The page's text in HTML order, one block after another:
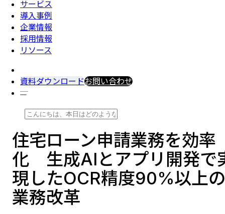
サービス
導入事例
企業情報
採用情報
リソース
資料ダウンロードお問い合わせ
住宅ローン申請業務を効率
化 生成AIとアプリ開発で
現したOCR精度90%以上の
業務改革